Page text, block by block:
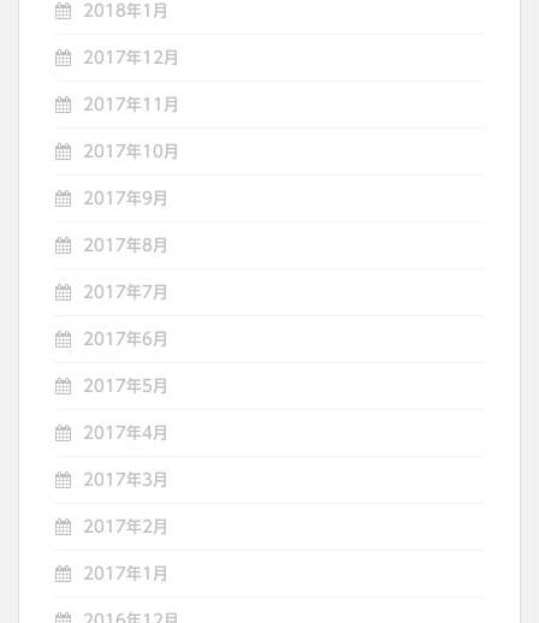
2018年1月
2017年12月
2017年11月
2017年10月
2017年9月
2017年8月
2017年7月
2017年6月
2017年5月
2017年4月
2017年3月
2017年2月
2017年1月